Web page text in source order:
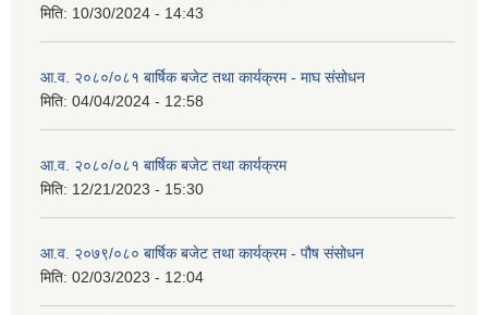
मिति: 10/30/2024 - 14:43
आ.व. २०८०/०८१ बार्षिक बजेट तथा कार्यक्रम - माघ संसोधन
मिति: 04/04/2024 - 12:58
आ.व. २०८०/०८१ बार्षिक बजेट तथा कार्यक्रम
मिति: 12/21/2023 - 15:30
आ.व. २०७९/०८० बार्षिक बजेट तथा कार्यक्रम - पौष संसोधन
मिति: 02/03/2023 - 12:04